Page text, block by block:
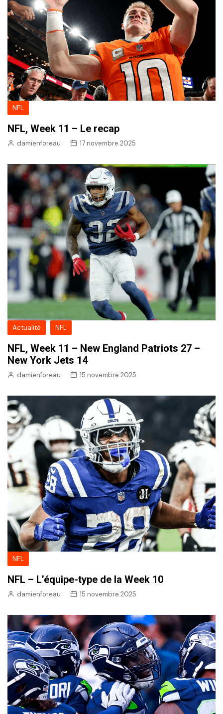
NFL
NFL, Week 11 – Le recap
damienforeau 17 novembre 2025
Actualité NFL
NFL, Week 11 – New England Patriots 27 –
New York Jets 14
damienforeau 15 novembre 2025
NFL
NFL – L’équipe-type de la Week 10
damienforeau 15 novembre 2025